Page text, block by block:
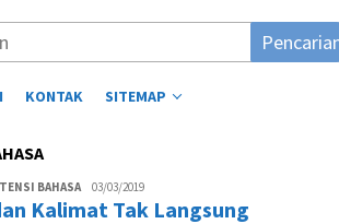
KONTAK SITEMAP
BAHASALutfi
Aminuddin
03/03/2019
Kalimat Tak Langsung